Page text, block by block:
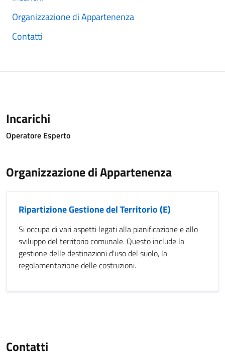
Organizzazione di Appartenenza
Contatti
Incarichi
Operatore Esperto
Organizzazione di Appartenenza
Ripartizione Gestione del Territorio (E)
Si occupa di vari aspetti legati alla pianificazione e allo
sviluppo del territorio comunale. Questo include la
gestione delle destinazioni d'uso del suolo, la
regolamentazione delle costruzioni.
Contatti